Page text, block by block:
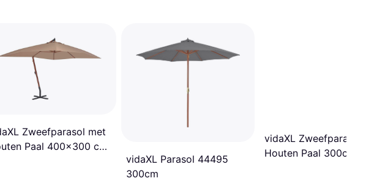
Zweefparasol met
Paal 400x300 cm
vidaXL Parasol 44495
300cm
vidaXL Zweefparasol
Houten Paal 300cm